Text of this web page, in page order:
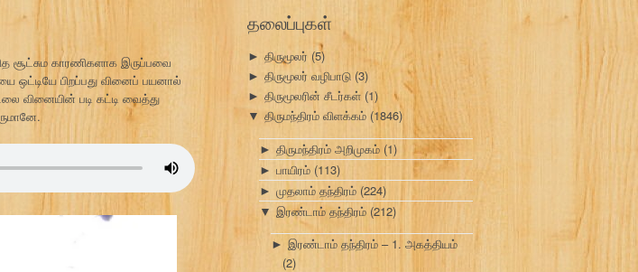
சூட்சும காரணிகளாக இருப்பவை
ஒட்டியே பிறப்பது வினைப் பயனால்
வினையின் படி கட்டி வைத்து
தலைப்புகள்
► திருமூலர் (5)
► திருமூலர் வழிபாடு (3)
► திருமூலரின் சீடர்கள் (1)
▼ திருமந்திரம் விளக்கம் (1846)
► திருமந்திரம் அறிமுகம் (1)
► பாயிரம் (113)
► முதலாம் தந்திரம் (224)
▼ இரண்டாம் தந்திரம் (212)
► இரண்டாம் தந்திரம் – 1. அகத்தியம்
(2)